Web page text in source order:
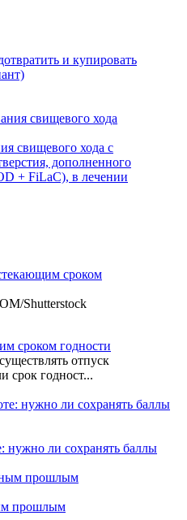
свищевого хода с
дополненного
+ FiLaC), в лечении
Shutterstoсk
сроком годности
отпуск
срок годност...
ли сохранять баллы
прошлым